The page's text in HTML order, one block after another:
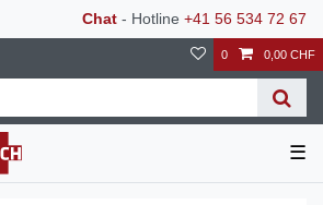
Chat - Hotline +41 56 534 72 67
0 0,00 CHF
☰